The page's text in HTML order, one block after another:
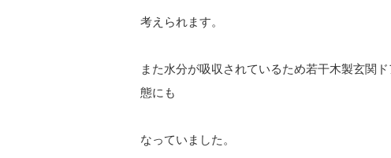
考えられます。
また水分が吸収されているため若干木製玄関
態にも
なっていました。